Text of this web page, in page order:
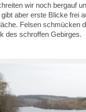
wir noch bergauf
aber erste Blicke frei
Felsen schmücken
des schroffen Gebirges.